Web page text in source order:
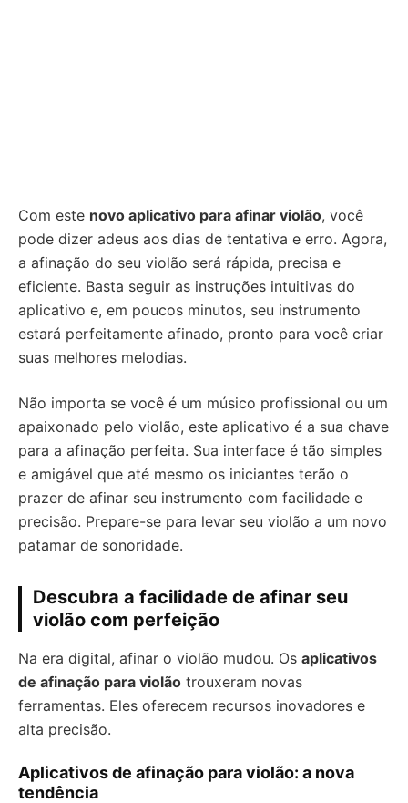
Com este novo aplicativo para afinar violão, você
pode dizer adeus aos dias de tentativa e erro. Agora,
a afinação do seu violão será rápida, precisa e
eficiente. Basta seguir as instruções intuitivas do
aplicativo e, em poucos minutos, seu instrumento
estará perfeitamente afinado, pronto para você criar
suas melhores melodias.
Não importa se você é um músico profissional ou um
apaixonado pelo violão, este aplicativo é a sua chave
para a afinação perfeita. Sua interface é tão simples
e amigável que até mesmo os iniciantes terão o
prazer de afinar seu instrumento com facilidade e
precisão. Prepare-se para levar seu violão a um novo
patamar de sonoridade.
Descubra a facilidade de afinar seu
violão com perfeição
Na era digital, afinar o violão mudou. Os aplicativos
de afinação para violão trouxeram novas
ferramentas. Eles oferecem recursos inovadores e
alta precisão.
Aplicativos de afinação para violão: a nova
tendência